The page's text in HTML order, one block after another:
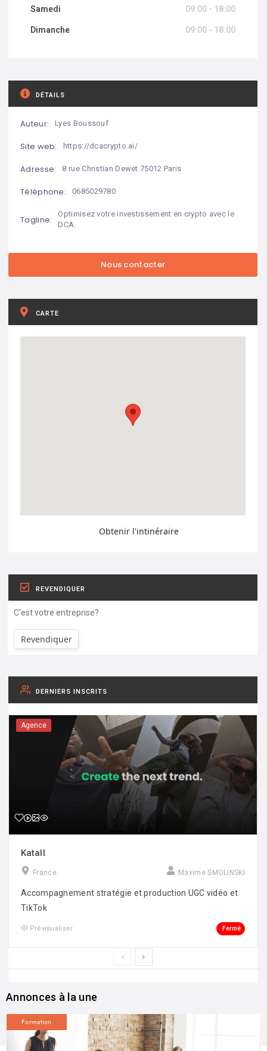
Samedi 09:00 - 18:00
Dimanche 09:00 - 18:00
DÉTAILS
Auteur: Lyes Boussouf
Site web: https://dcacrypto.ai/
Adresse: 8 rue Christian Dewet 75012 Paris
Téléphone: 0685029780
Tagline:
Optimisez votre investissement en crypto avec le
DCA.
CARTE
Obtenir l'intinéraire
REVENDIQUER
C'est votre entreprise?
Revendiquer
DERNIERS INSCRITS
Agence
Katall
France Maxime SMOLINSKI
Accompagnement stratégie et production UGC vidéo et
TikTok
Prévisualiser Fermé
Annonces à la une
Formation